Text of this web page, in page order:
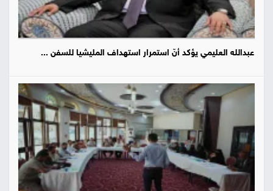
عبدالله العليمي يؤكد أنّ استمرار استهداف المليشيا للسفن ...